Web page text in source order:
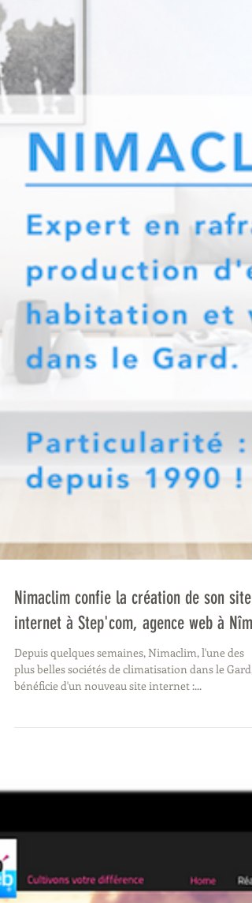
Nimaclim confie la création de son site
internet à Step'com, agence web à
Depuis quelques semaines, Nimaclim, l'une des